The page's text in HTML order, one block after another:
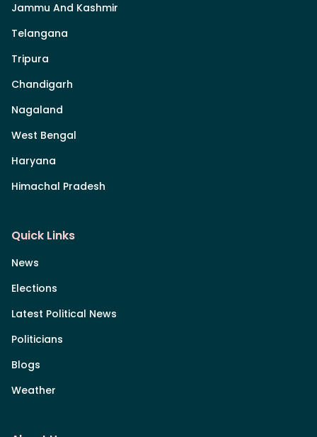
Jammu And Kashmir
Telangana
Tripura
Chandigarh
Nagaland
West Bengal
Haryana
Himachal Pradesh
Quick Links
News
Elections
Latest Political News
Politicians
Blogs
Weather